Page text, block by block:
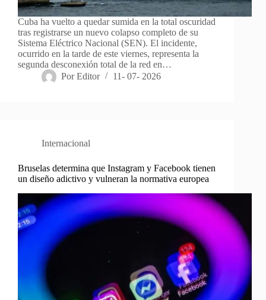
Cuba ha vuelto a quedar sumida en la total oscuridad
tras registrarse un nuevo colapso completo de su
Sistema Eléctrico Nacional (SEN). El incidente,
ocurrido en la tarde de este viernes, representa la
segunda desconexión total de la red en…
Por Editor 11- 07- 2026
Internacional
Bruselas determina que Instagram y Facebook tienen
un diseño adictivo y vulneran la normativa europea